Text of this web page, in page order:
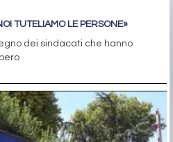
TUTELIAMO LE PERSONE»
dei sindacati che hanno